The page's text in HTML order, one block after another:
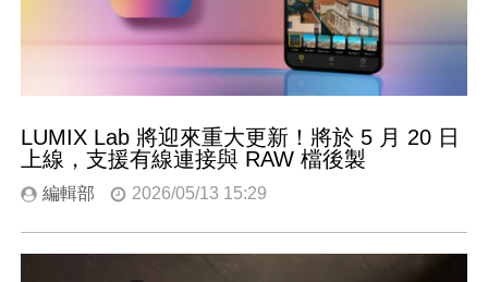
LUMIX Lab 將迎來重大更新！將於 5 月 20 日
上線，支援有線連接與 RAW 檔後製
編輯部 2026/05/13 15:29